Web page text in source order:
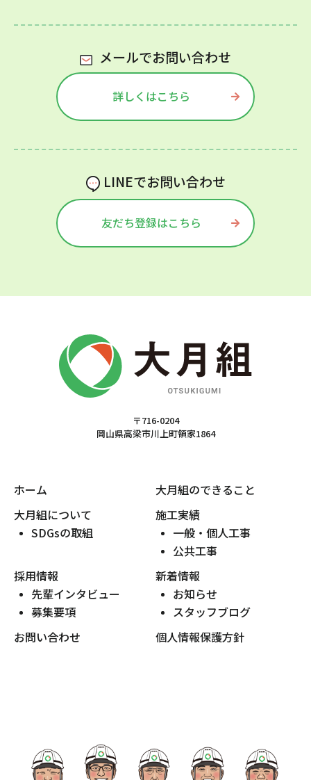
メールでお問い合わせ
詳しくはこちら
LINEでお問い合わせ
友だち登録はこちら
〒716-0204
岡山県高梁市川上町領家1864
ホーム
大月組のできること
大月組について
SDGsの取組
施工実績
一般・個人工事
公共工事
採用情報
先輩インタビュー
募集要項
新着情報
お知らせ
スタッフブログ
お問い合わせ
個人情報保護方針